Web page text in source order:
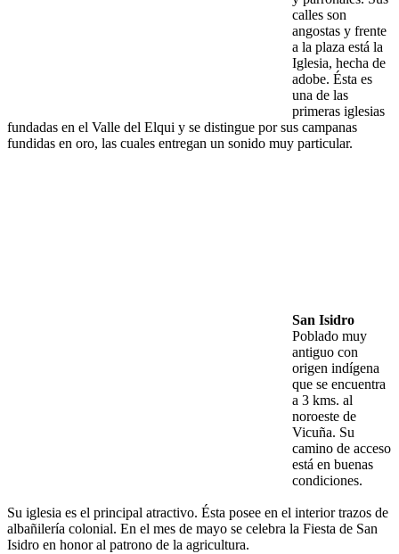
calles son
angostas y frente
a la plaza está la
Iglesia, hecha de
adobe. Ésta es
una de las
primeras iglesias
fundadas en el Valle del Elqui y se distingue por sus campanas
fundidas en oro, las cuales entregan un sonido muy particular.
San Isidro
Poblado muy
antiguo con
origen indígena
que se encuentra
a 3 kms. al
noroeste de
Vicuña. Su
camino de acceso
está en buenas
condiciones.
Su iglesia es el principal atractivo. Ésta posee en el interior trazos de
albañilería colonial. En el mes de mayo se celebra la Fiesta de San
Isidro en honor al patrono de la agricultura.